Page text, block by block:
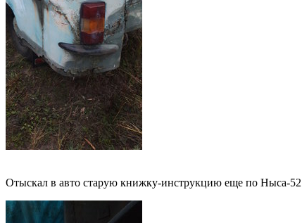
Отыскал в авто старую книжку-инструкцию еще по Ныса-